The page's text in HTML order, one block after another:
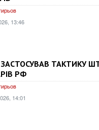
13:46
ТАКТИКУ
РФ
14:01